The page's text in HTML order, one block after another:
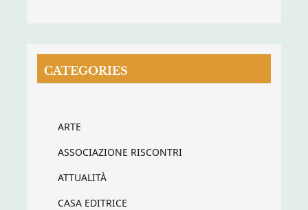
CATEGORIES
ARTE
ASSOCIAZIONE RISCONTRI
ATTUALITÀ
CASA EDITRICE